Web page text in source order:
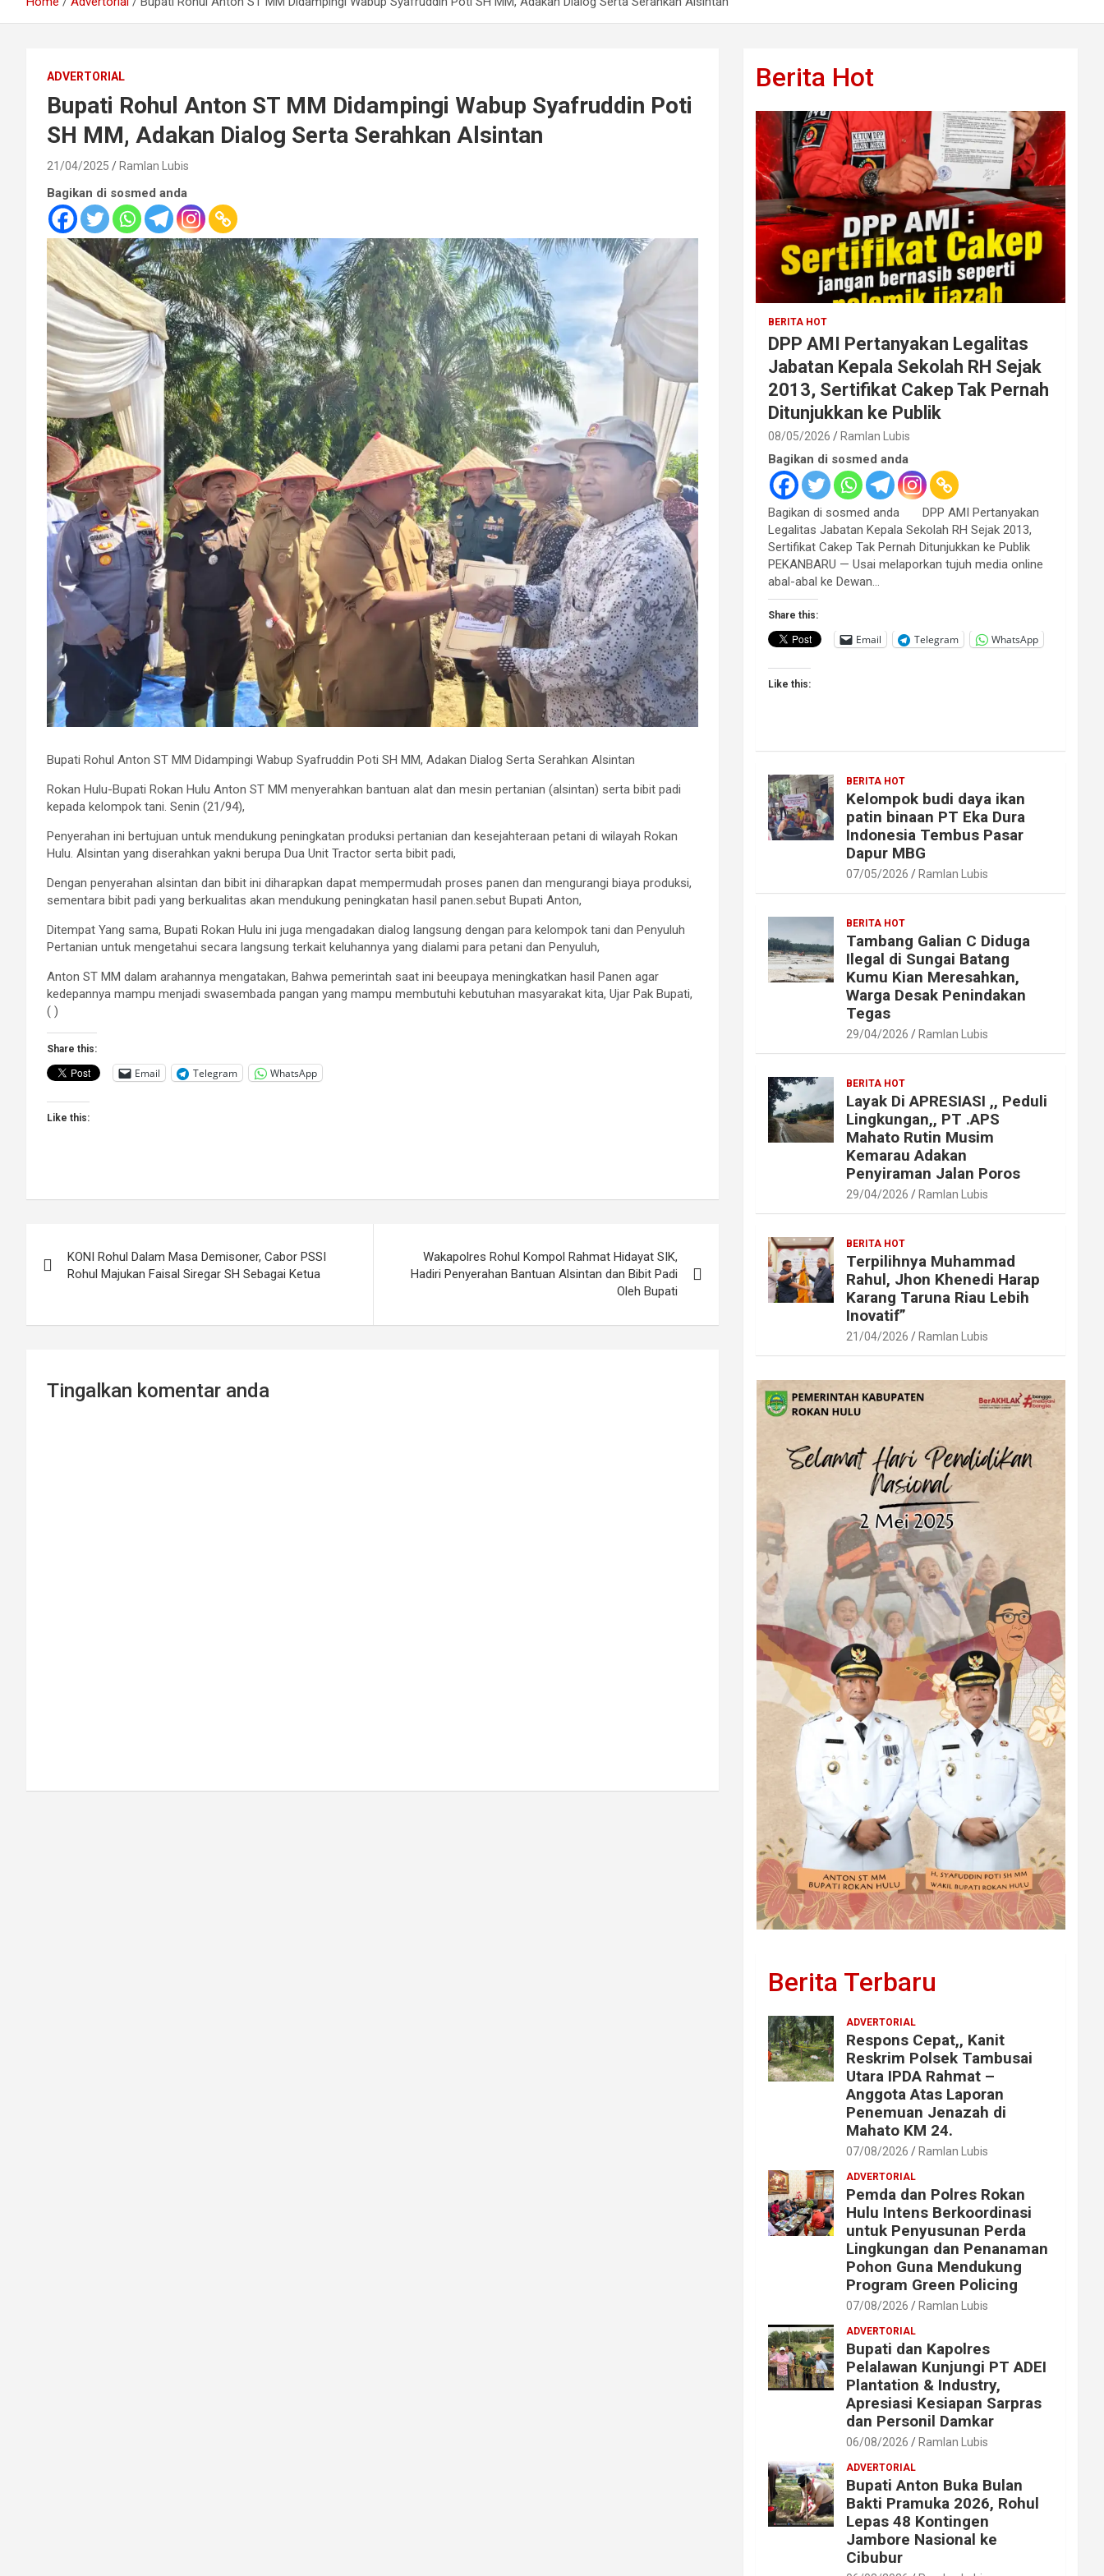
ADVERTORIAL
Bupati Rohul Anton ST MM Didampingi Wabup Syafruddin Poti
SH MM, Adakan Dialog Serta Serahkan Alsintan
21/04/2025 Ramlan Lubis
Bagikan di sosmed anda
Bupati Rohul Anton ST MM Didampingi Wabup Syafruddin Poti SH MM, Adakan Dialog Serta Serahkan Alsintan
Rokan Hulu-Bupati Rokan Hulu Anton ST MM menyerahkan bantuan alat dan mesin pertanian (alsintan) serta bibit padi
kepada kelompok tani. Senin (21/94),
Penyerahan ini bertujuan untuk mendukung peningkatan produksi pertanian dan kesejahteraan petani di wilayah Rokan
Hulu. Alsintan yang diserahkan yakni berupa Dua Unit Tractor serta bibit padi,
Dengan penyerahan alsintan dan bibit ini diharapkan dapat mempermudah proses panen dan mengurangi biaya produksi,
sementara bibit padi yang berkualitas akan mendukung peningkatan hasil panen.sebut Bupati Anton,
Ditempat Yang sama, Bupati Rokan Hulu ini juga mengadakan dialog langsung dengan para kelompok tani dan Penyuluh
Pertanian untuk mengetahui secara langsung terkait keluhannya yang dialami para petani dan Penyuluh,
Anton ST MM dalam arahannya mengatakan, Bahwa pemerintah saat ini beeupaya meningkatkan hasil Panen agar
kedepannya mampu menjadi swasembada pangan yang mampu membutuhi kebutuhan masyarakat kita, Ujar Pak Bupati,
( )
Share this:
Email Telegram WhatsApp
Like this:
navigation
KONI Rohul Dalam Masa Demisoner, Cabor PSSI
Rohul Majukan Faisal Siregar SH Sebagai Ketua
Wakapolres Rohul Kompol Rahmat Hidayat SIK,
Hadiri Penyerahan Bantuan Alsintan dan Bibit Padi
Oleh Bupati
Tingalkan komentar anda
Berita Hot
BERITA HOT
DPP AMI Pertanyakan Legalitas
Jabatan Kepala Sekolah RH Sejak
2013, Sertifikat Cakep Tak Pernah
Ditunjukkan ke Publik
08/05/2026 Ramlan Lubis
Bagikan di sosmed anda
Bagikan di sosmed anda DPP AMI Pertanyakan
Legalitas Jabatan Kepala Sekolah RH Sejak 2013,
Sertifikat Cakep Tak Pernah Ditunjukkan ke Publik
PEKANBARU — Usai melaporkan tujuh media online
abal-abal ke Dewan…
Share this:
Email Telegram WhatsApp
Like this:
BERITA HOT
Kelompok budi daya ikan
patin binaan PT Eka Dura
Indonesia Tembus Pasar
Dapur MBG
07/05/2026 Ramlan Lubis
BERITA HOT
Tambang Galian C Diduga
Ilegal di Sungai Batang
Kumu Kian Meresahkan,
Warga Desak Penindakan
Tegas
29/04/2026 Ramlan Lubis
BERITA HOT
Layak Di APRESIASI ,, Peduli
Lingkungan,, PT .APS
Mahato Rutin Musim
Kemarau Adakan
Penyiraman Jalan Poros
29/04/2026 Ramlan Lubis
BERITA HOT
Terpilihnya Muhammad
Rahul, Jhon Khenedi Harap
Karang Taruna Riau Lebih
Inovatif”
21/04/2026 Ramlan Lubis
Berita Terbaru
ADVERTORIAL
Respons Cepat,, Kanit
Reskrim Polsek Tambusai
Utara IPDA Rahmat –
Anggota Atas Laporan
Penemuan Jenazah di
Mahato KM 24.
07/08/2026 Ramlan Lubis
ADVERTORIAL
Pemda dan Polres Rokan
Hulu Intens Berkoordinasi
untuk Penyusunan Perda
Lingkungan dan Penanaman
Pohon Guna Mendukung
Program Green Policing
07/08/2026 Ramlan Lubis
ADVERTORIAL
Bupati dan Kapolres
Pelalawan Kunjungi PT ADEI
Plantation & Industry,
Apresiasi Kesiapan Sarpras
dan Personil Damkar
06/08/2026 Ramlan Lubis
ADVERTORIAL
Bupati Anton Buka Bulan
Bakti Pramuka 2026, Rohul
Lepas 48 Kontingen
Jambore Nasional ke
Cibubur